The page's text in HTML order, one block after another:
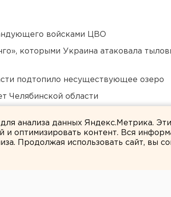
войсками ЦВО
которыми Украина атаковала
подтопило несуществующее озеро
Челябинской области
анализа данных Яндекс.Метрика.
и оптимизировать контент. Вся
Продолжая использовать сайт, вы